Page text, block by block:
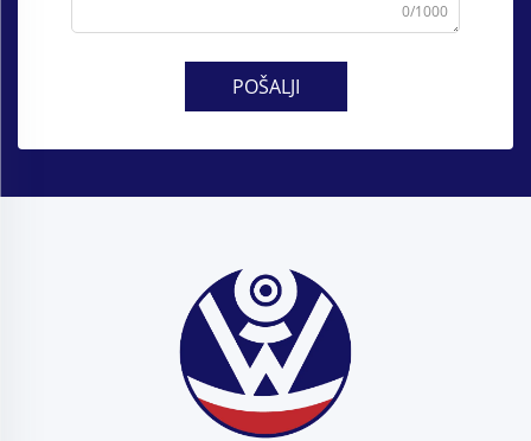
0/1000
POŠALJI